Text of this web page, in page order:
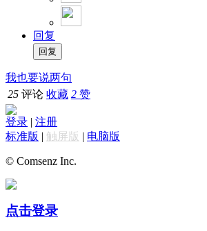
回复
我也要说两句
25 评论 收藏 2 赞
登录 | 注册
标准版 | 触屏版 | 电脑版
© Comsenz Inc.
点击登录